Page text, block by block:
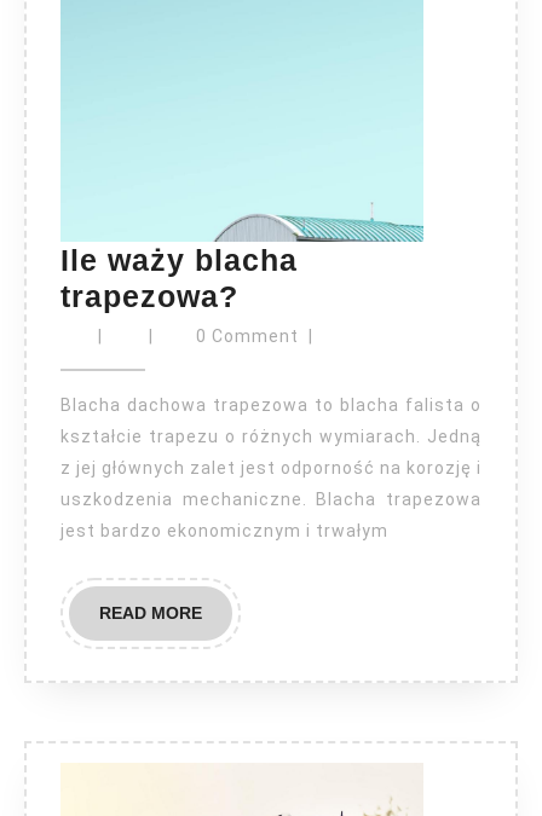
Ile waży blacha
trapezowa?
waży
trapezowa?
0 Comment
Blacha dachowa trapezowa to blacha falista o
kształcie trapezu o różnych wymiarach. Jedną
z jej głównych zalet jest odporność na korozję i
uszkodzenia mechaniczne. Blacha trapezowa
jest bardzo ekonomicznym i trwałym
READ MOREREAD
MORE